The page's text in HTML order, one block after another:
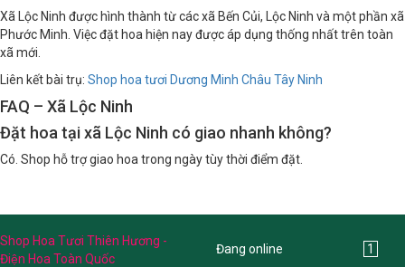
Xã Lộc Ninh được hình thành từ các xã Bến Củi, Lộc Ninh và một phần xã
Phước Minh. Việc đặt hoa hiện nay được áp dụng thống nhất trên toàn
xã mới.
Liên kết bài trụ: Shop hoa tươi Dương Minh Châu Tây Ninh
FAQ – Xã Lộc Ninh
Đặt hoa tại xã Lộc Ninh có giao nhanh không?
Có. Shop hỗ trợ giao hoa trong ngày tùy thời điểm đặt.
Shop Hoa Tươi Thiên Hương -
Điện Hoa Toàn Quốc
Đang online 1